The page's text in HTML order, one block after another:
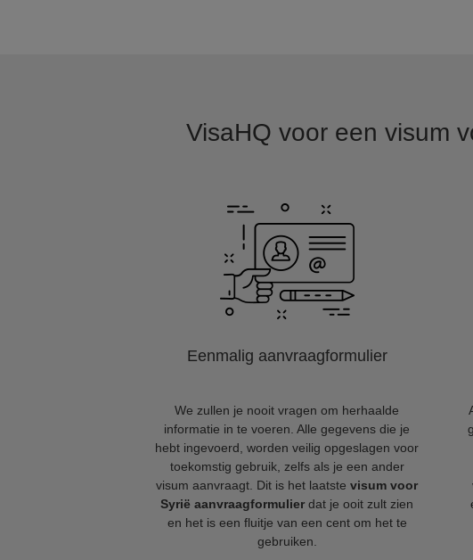
VisaHQ voor een visum
Eenmalig aanvraagformulier
We zullen je nooit vragen om herhaalde
informatie in te voeren. Alle gegevens die je
hebt ingevoerd, worden veilig opgeslagen voor
toekomstig gebruik, zelfs als je een ander
visum aanvraagt. Dit is het laatste visum voor
Syrië aanvraagformulier dat je ooit zult zien
en het is een fluitje van een cent om het te
gebruiken.